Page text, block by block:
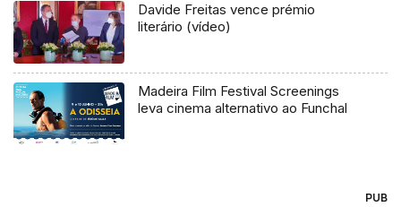
Davide Freitas vence prémio
literário (vídeo)
Madeira Film Festival Screenings
leva cinema alternativo ao Funchal
PUB